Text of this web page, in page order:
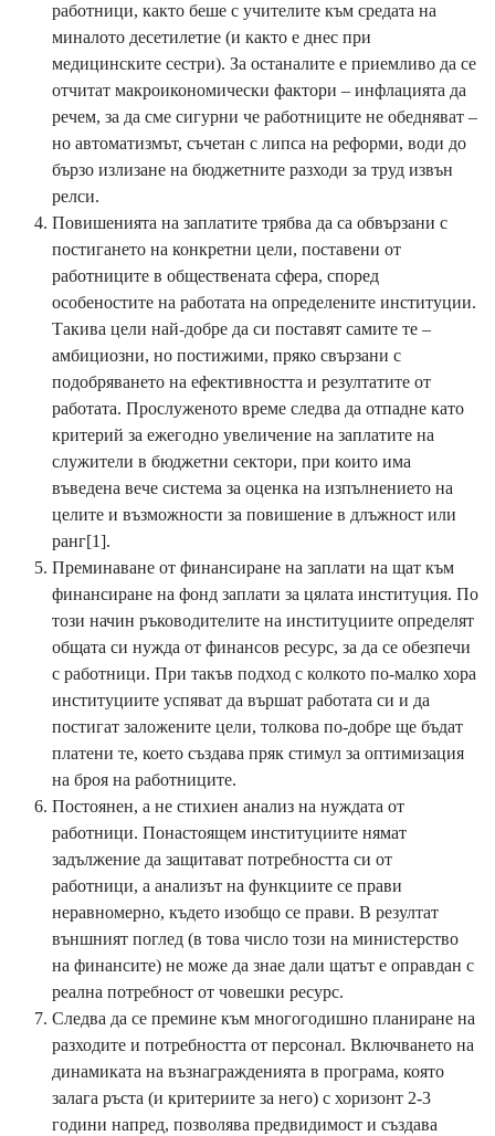
работници, както беше с учителите към средата на
миналото десетилетие (и както е днес при
медицинските сестри). За останалите е приемливо да се
отчитат макроикономически фактори – инфлацията да
речем, за да сме сигурни че работниците не обедняват –
но автоматизмът, съчетан с липса на реформи, води до
бързо излизане на бюджетните разходи за труд извън
релси.
Повишенията на заплатите трябва да са обвързани с
постигането на конкретни цели, поставени от
работниците в обществената сфера, според
особеностите на работата на определените институции.
Такива цели най-добре да си поставят самите те –
амбициозни, но постижими, пряко свързани с
подобряването на ефективността и резултатите от
работата. Прослуженото време следва да отпадне като
критерий за ежегодно увеличение на заплатите на
служители в бюджетни сектори, при които има
въведена вече система за оценка на изпълнението на
целите и възможности за повишение в длъжност или
ранг[1].
Преминаване от финансиране на заплати на щат към
финансиране на фонд заплати за цялата институция. По
този начин ръководителите на институциите определят
общата си нужда от финансов ресурс, за да се обезпечи
с работници. При такъв подход с колкото по-малко хора
институциите успяват да вършат работата си и да
постигат заложените цели, толкова по-добре ще бъдат
платени те, което създава пряк стимул за оптимизация
на броя на работниците.
Постоянен, а не стихиен анализ на нуждата от
работници. Понастоящем институциите нямат
задължение да защитават потребността си от
работници, а анализът на функциите се прави
неравномерно, където изобщо се прави. В резултат
външният поглед (в това число този на министерство
на финансите) не може да знае дали щатът е оправдан с
реална потребност от човешки ресурс.
Следва да се премине към многогодишно планиране на
разходите и потребността от персонал. Включването на
динамиката на възнагражденията в програма, която
залага ръста (и критериите за него) с хоризонт 2-3
години напред, позволява предвидимост и създава